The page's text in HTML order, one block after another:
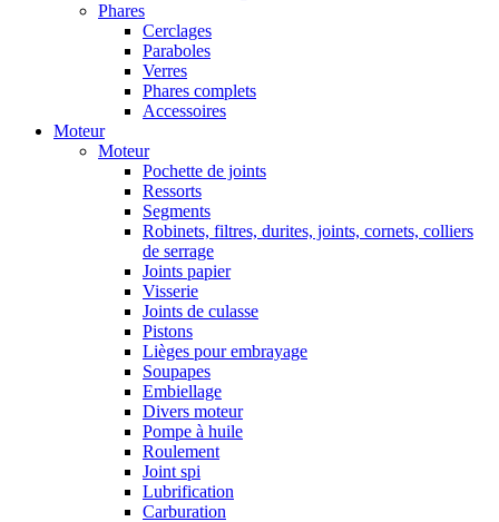
Phares
Cerclages
Paraboles
Verres
Phares complets
Accessoires
Moteur
Moteur
Pochette de joints
Ressorts
Segments
Robinets, filtres, durites, joints, cornets, colliers
de serrage
Joints papier
Visserie
Joints de culasse
Pistons
Lièges pour embrayage
Soupapes
Embiellage
Divers moteur
Pompe à huile
Roulement
Joint spi
Lubrification
Carburation